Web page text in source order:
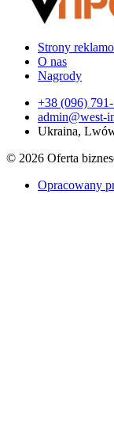
Strony
O nas
Nagrody
+38 (096) 791-
admin@west-
Ukraina,
© 2026 Oferta
Opracowany